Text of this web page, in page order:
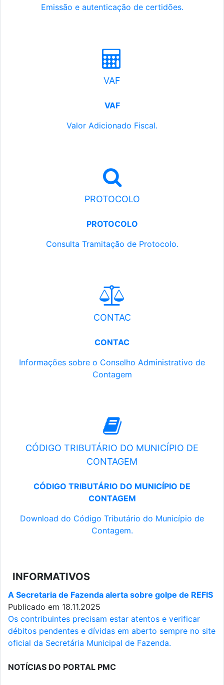
Emissão e autenticação de certidões.
VAF
VAF
Valor Adicionado Fiscal.
PROTOCOLO
PROTOCOLO
Consulta Tramitação de Protocolo.
CONTAC
CONTAC
Informações sobre o Conselho Administrativo de
Contagem
CÓDIGO TRIBUTÁRIO DO MUNICÍPIO DE
CONTAGEM
CÓDIGO TRIBUTÁRIO DO MUNICÍPIO DE
CONTAGEM
Download do Código Tributário do Município de
Contagem.
INFORMATIVOS
A Secretaria de Fazenda alerta sobre golpe de REFIS
Publicado em 18.11.2025
Os contribuintes precisam estar atentos e verificar
débitos pendentes e dívidas em aberto sempre no site
oficial da Secretária Municipal de Fazenda.
NOTÍCIAS DO PORTAL PMC